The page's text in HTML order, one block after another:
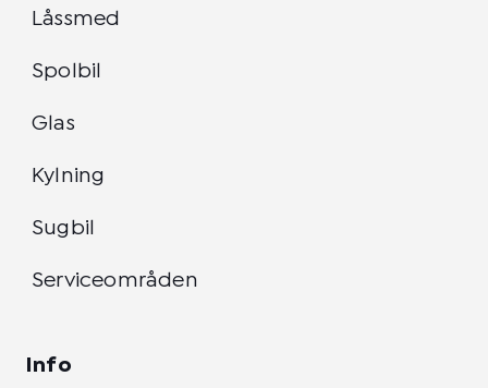
Låssmed
Spolbil
Glas
Kylning
Sugbil
Serviceområden
Info